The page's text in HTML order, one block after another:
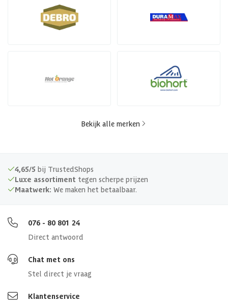
Bekijk alle merken
4,65/5 bij TrustedShops
Luxe assortiment tegen scherpe prijzen
Maatwerk: We maken het betaalbaar.
076 - 80 801 24
Direct antwoord
Chat met ons
Stel direct je vraag
Klantenservice